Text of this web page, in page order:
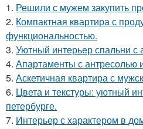
1. Решили с мужем закупить
2. Компактная квартира с
функциональностью.
3. Уютный интерьер спальни с
4. Апартаменты с антресолью
5. Аскетичная квартира с
6. Цвета и текстуры: уютный
петербурге.
7. Интерьер с характером в